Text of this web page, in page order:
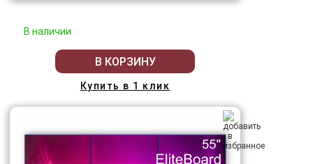
В наличии
В КОРЗИНУ
Купить в 1 клик